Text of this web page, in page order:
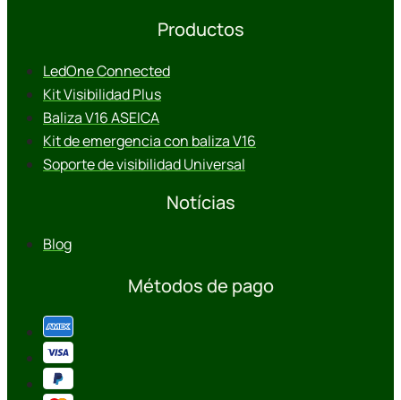
Productos
LedOne Connected
Kit Visibilidad Plus
Baliza V16 ASEICA
Kit de emergencia con baliza V16
Soporte de visibilidad Universal
Notícias
Blog
Métodos de pago